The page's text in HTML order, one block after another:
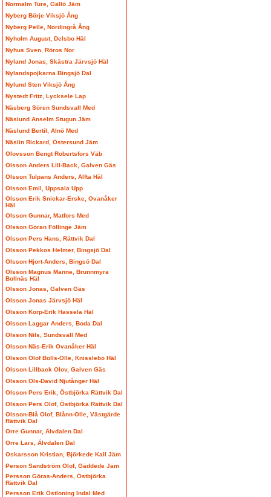
Normalm Ture, Gällö Jäm
Nyberg Börje Viksjö Ång
Nyberg Pelle, Nordingrå Ång
Nyholm August, Delsbo Häl
Nyhus Sven, Röros Nor
Nyland Jonas, Skästra Järvsjö Häl
Nylandspojkarna Bingsjö Dal
Nylund Sten Viksjö Ång
Nystedt Fritz, Lycksele Lap
Näsberg Sören Sundsvall Med
Näslund Anselm Stugun Jäm
Näslund Bertil, Alnö Med
Näslin Rickard, Östersund Jäm
Olovsson Bengt Robertsfors Väb
Olsson Anders Lill-Back, Galven Gäs
Olsson Tulpans Anders, Alfta Häl
Olsson Emil, Uppsala Upp
Olsson Erik Snickar-Erske, Ovanåker
Häl
Olsson Gunnar, Matfors Med
Olsson Göran Föllinge Jäm
Olsson Pers Hans, Rättvik Dal
Olsson Pekkos Helmer, Bingsjö Dal
Olsson Hjort-Anders, Bingsö Dal
Olsson Magnus Manne, Brunnmyra
Bollnäs Häl
Olsson Jonas, Galven Gäs
Olsson Jonas Järvsjö Häl
Olsson Korp-Erik Hassela Häl
Olsson Laggar Anders, Boda Dal
Olsson Nils, Sundsvall Med
Olsson Näs-Erik Ovanåker Häl
Olsson Olof Bolls-Olle, Knisslebo Häl
Olsson Lillback Olov, Galven Gäs
Olsson Ols-David Njutånger Häl
Olsson Pers Erik, Östbjörka Rättvik Dal
Olsson Pers Olof, Östbjörka Rättvik Dal
Olsson-Blå Olof, Blånn-Olle, Västgärde
Rättvik Dal
Orre Gunnar, Älvdalen Dal
Orre Lars, Älvdalen Dal
Oskarsson Kristian, Björkede Kall Jäm
Person Sandström Olof, Gäddede Jäm
Persson Göras-Anders, Östbjörka
Rättvik Dal
Persson Erik Östloning Indal Med